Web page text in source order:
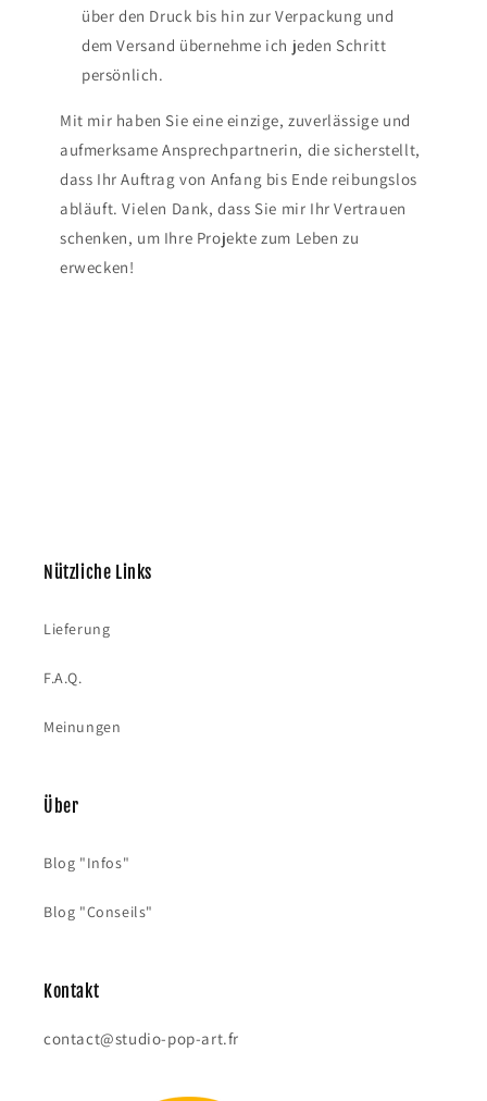
über den Druck bis hin zur Verpackung und
dem Versand übernehme ich jeden Schritt
persönlich.
Mit mir haben Sie eine einzige, zuverlässige und
aufmerksame Ansprechpartnerin, die sicherstellt,
dass Ihr Auftrag von Anfang bis Ende reibungslos
abläuft. Vielen Dank, dass Sie mir Ihr Vertrauen
schenken, um Ihre Projekte zum Leben zu
erwecken!
Nützliche Links
Lieferung
F.A.Q.
Meinungen
Über
Blog "Infos"
Blog "Conseils"
Kontakt
contact@studio-pop-art.fr